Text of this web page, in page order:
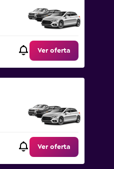
Ver oferta
Ver oferta